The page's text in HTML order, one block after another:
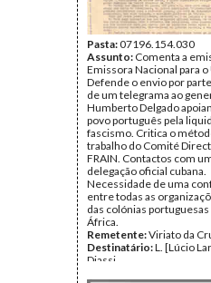
Pasta:07196.154.030
Assunto: Comenta a
Emissora Nacional para
Defende o envio por
de um telegrama ao
Humberto Delgado
povo português pela
fascismo. Critica o
trabalho do Comité
FRAIN. Contactos com
delegação oficial cubana.
Necessidade de uma
entre todas as
das colónias portuguesas
África.
Remetente:Viriato da
Destinatário:L. [Lúcio
Djassi